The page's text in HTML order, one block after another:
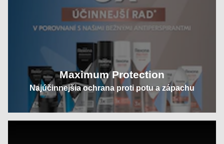
Maximum Protection
Najúčinnejšia ochrana proti potu a zápachu